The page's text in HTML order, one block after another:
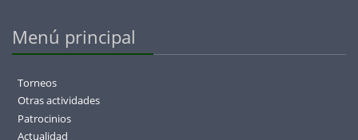
Menú principal
Torneos
Otras actividades
Patrocinios
Actualidad